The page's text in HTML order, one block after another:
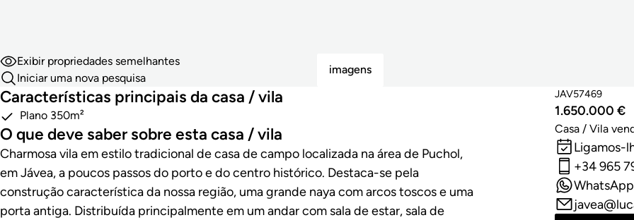
imagens
Exibir propriedades semelhantes
Iniciar uma nova pesquisa
Características principais da casa / vila
Plano 350m²
O que deve saber sobre esta casa / vila
Charmosa vila em estilo tradicional de casa de campo localizada na área de Puchol,
em Jávea, a poucos passos do porto e do centro histórico. Destaca-se pela
construção característica da nossa região, uma grande naya com arcos toscos e uma
porta antiga. Distribuída principalmente em um andar com sala de estar, sala de
JAV57469
1.650.000 €
Casa / Vila
Ligamos-
+34 965
WhatsApp